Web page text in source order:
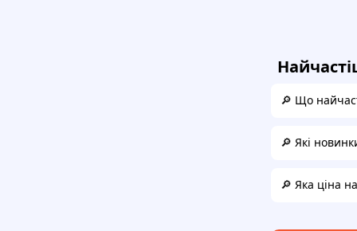
🔎 Що
🔎 Які
🔎 Яка ціна